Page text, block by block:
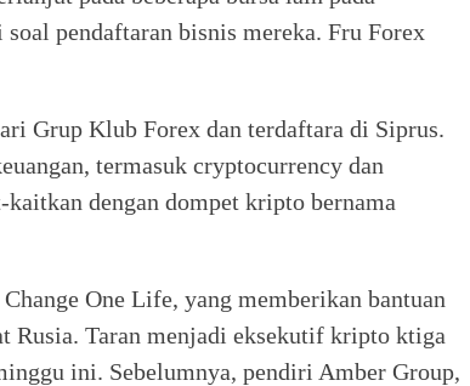
pendaftaran bisnis mereka. Fru Forex
Grup Klub Forex dan terdaftara di Siprus.
termasuk cryptocurrency dan
dengan dompet kripto bernama
One Life, yang memberikan bantuan
Rusia. Taran menjadi eksekutif kripto ktiga
ini. Sebelumnya, pendiri Amber Group,